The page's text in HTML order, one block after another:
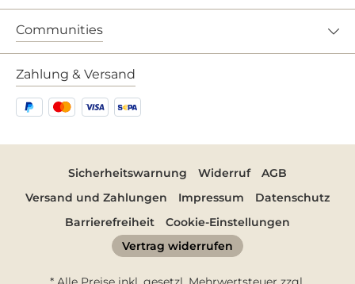
Communities
Zahlung & Versand
Sicherheitswarnung Widerruf
AGB
Versand und Zahlungen
Impressum
Datenschutz
Barrierefreiheit
Cookie-Einstellungen
Vertrag widerrufen